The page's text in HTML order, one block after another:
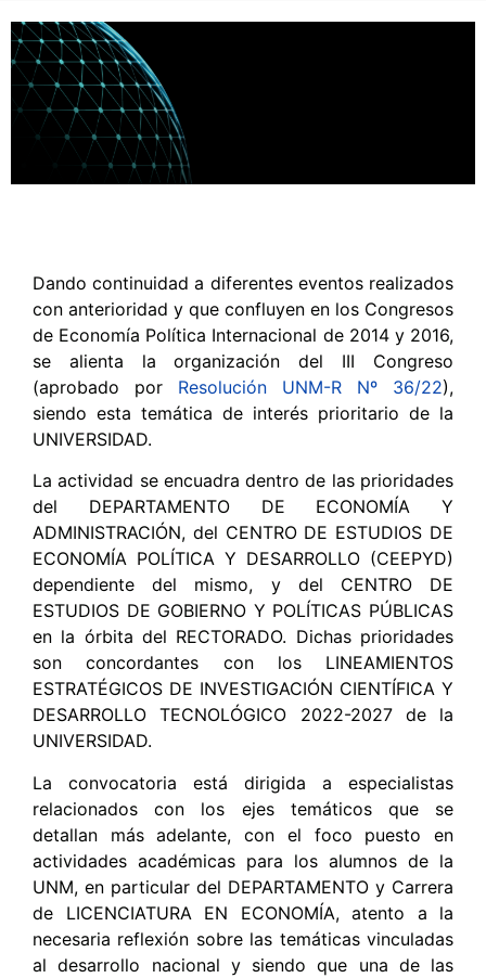
Dando continuidad a diferentes eventos realizados
con anterioridad y que confluyen en los Congresos
de Economía Política Internacional de 2014 y 2016,
se alienta la organización del III Congreso
(aprobado por Resolución UNM-R Nº 36/22),
siendo esta temática de interés prioritario de la
UNIVERSIDAD.
La actividad se encuadra dentro de las prioridades
del DEPARTAMENTO DE ECONOMÍA Y
ADMINISTRACIÓN, del CENTRO DE ESTUDIOS DE
ECONOMÍA POLÍTICA Y DESARROLLO (CEEPYD)
dependiente del mismo, y del CENTRO DE
ESTUDIOS DE GOBIERNO Y POLÍTICAS PÚBLICAS
en la órbita del RECTORADO. Dichas prioridades
son concordantes con los LINEAMIENTOS
ESTRATÉGICOS DE INVESTIGACIÓN CIENTÍFICA Y
DESARROLLO TECNOLÓGICO 2022-2027 de la
UNIVERSIDAD.
La convocatoria está dirigida a especialistas
relacionados con los ejes temáticos que se
detallan más adelante, con el foco puesto en
actividades académicas para los alumnos de la
UNM, en particular del DEPARTAMENTO y Carrera
de LICENCIATURA EN ECONOMÍA, atento a la
necesaria reflexión sobre las temáticas vinculadas
al desarrollo nacional y siendo que una de las